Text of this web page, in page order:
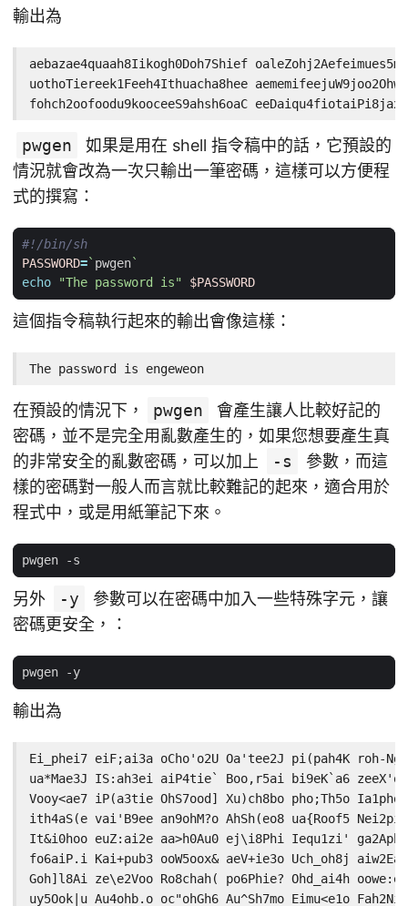
輸出為
aebazae4quaah8Iikogh0Doh7Shief
uothoTiereek1Feeh4Ithuacha8hee
fohch2oofoodu9kooceeS9ahsh6oaC
pwgen
如果是用在 shell 指令稿中的話，它預設的
情況就會改為一次只輸出一筆密碼，這樣可以方便程
式的撰寫：
PASSWORD=` pwgen`
echo
"The password is" $PASSWORD
這個指令稿執行起來的輸出會像這樣：
The password is engeweon
在預設的情況下， pwgen
會產生讓人比較好記的
密碼，並不是完全用亂數產生的，如果您想要產生真
的非常安全的亂數密碼，可以加上
-s
參數，而這
樣的密碼對一般人而言就比較難記的起來，適合用於
程式中，或是用紙筆記下來。
另外 -y
參數可以在密碼中加入一些特殊字元，讓
密碼更安全，：
輸出為
Ei_phei7 eiF;ai3a oCho'o2U Oa'tee2J pi(pah4K roh-
ua*Mae3J IS:ah3ei aiP4tie` Boo,r5ai bi9eK`a6
Vooy<ae7 iP(a3tie OhS7ood] Xu)ch8bo pho;Th5o
ith4aS(e vai'B9ee an9ohM?o AhSh(eo8 ua{Roof5
It&i0hoo euZ:ai2e aa>h0Au0 ej\i8Phi Iequ1zi' ga2Aph-
fo6aiP.i Kai+pub3 ooW5oox& aeV+ie3o Uch_oh8j
Goh]l8Ai ze\e2Voo Ro8chah( po6Phie? Ohd_ai4h
uy5Ook|u Au4ohb.o oc"ohGh6 Au^Sh7mo Eimu<e1o